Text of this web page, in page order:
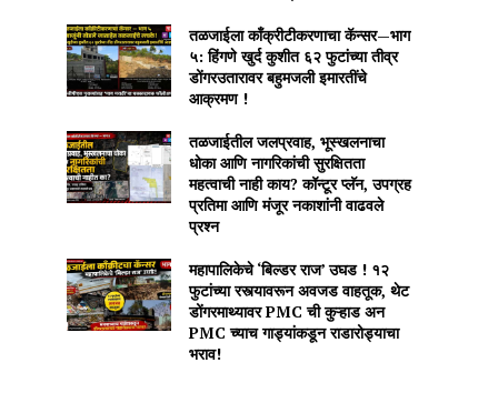
तळजाईला काँक्रीटीकरणाचा कॅन्सर—भाग
५: हिंगणे खुर्द कुशीत ६२ फुटांच्या तीव्र
डोंगरउतारावर बहुमजली इमारतींचे
आक्रमण !
तळजाईतील जलप्रवाह, भूस्खलनाचा
धोका आणि नागरिकांची सुरक्षितता
महत्वाची नाही काय? कॉन्टूर प्लॅन, उपग्रह
प्रतिमा आणि मंजूर नकाशांनी वाढवले
प्रश्न
महापालिकेचे ‘बिल्डर राज’ उघड ! १२
फुटांच्या रस्त्यावरून अवजड वाहतूक, थेट
डोंगरमाथ्यावर PMC ची कुऱ्हाड अन
PMC च्याच गाड्यांकडून राडारोड्याचा
भराव!